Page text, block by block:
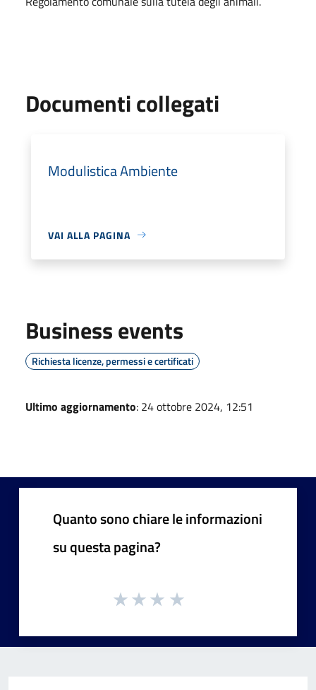
Documenti collegati
Modulistica Ambiente
VAI ALLA PAGINA
Business events
Richiesta licenze, permessi e certificati
Ultimo aggiornamento: 24 ottobre 2024, 12:51
Quanto sono chiare le informazioni
su questa pagina?